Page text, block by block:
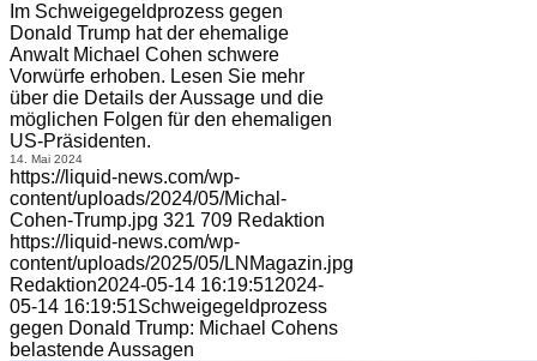
Im Schweigegeldprozess gegen
Donald Trump hat der ehemalige
Anwalt Michael Cohen schwere
Vorwürfe erhoben. Lesen Sie mehr
über die Details der Aussage und die
möglichen Folgen für den ehemaligen
US-Präsidenten.
14. Mai 2024
https://liquid-news.com/wp-
content/uploads/2024/05/Michal-
Cohen-Trump.jpg 321 709 Redaktion
https://liquid-news.com/wp-
content/uploads/2025/05/LNMagazin.jpg
Redaktion2024-05-14 16:19:512024-
05-14 16:19:51Schweigegeldprozess
gegen Donald Trump: Michael Cohens
belastende Aussagen